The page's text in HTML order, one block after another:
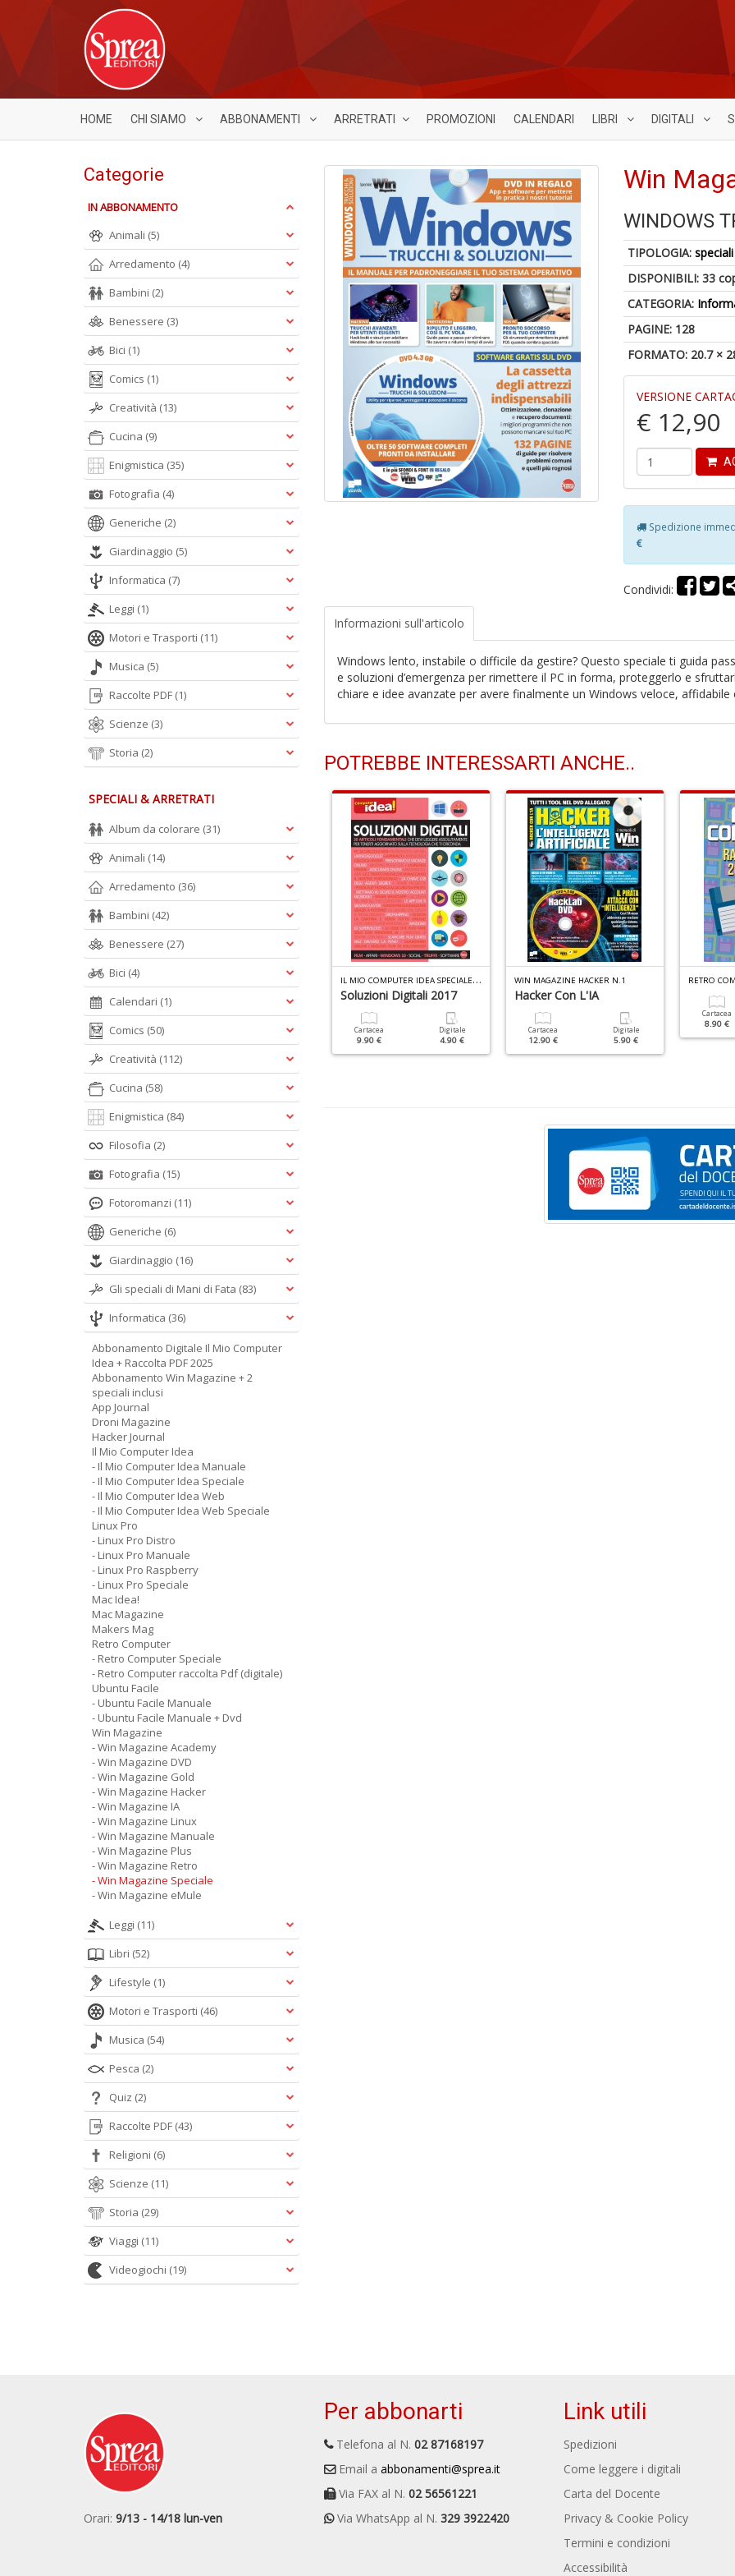
HOME CHI SIAMO ABBONAMENTI ARRETRATI PROMOZIONI CALENDARI LIBRI DIGITALI
Win
WINDOWS
TIPOLOGIA:speciali
DISPONIBILI:33
CATEGORIA:
PAGINE: 128
FORMATO: 20.7 ×
VERSIONE
€ 12,90
Spedizione
€
Condividi:
Informazioni sull'articolo
Windows lento, instabile o difficile da gestire? Questo speciale ti guida
e soluzioni d’emergenza per rimettere il PC in forma, proteggerlo e
chiare e idee avanzate per avere finalmente un Windows veloce, affidabile
POTREBBE INTERESSARTI ANCHE..
MAGAZINE HACKER N.2
4.90 €
Soluzioni Digitali 2018
Digitale
I
L MIO COMPUTER IDEA SPECIALE N.6
Soluzioni Digitali 2017
Cartacea
9.90 €
Digitale
4.90 €
WIN MAGAZINE HACKER N.1
Hacker Con L'IA
Cartacea
12.90 €
Digitale
5.90 €
Cartacea
8.90 €
Categorie
IN ABBONAMENTO
Animali (5)
Arredamento (4)
Bambini (2)
Benessere (3)
Bici (1)
Comics (1)
Creatività (13)
Cucina (9)
Enigmistica (35)
Fotografia (4)
Generiche (2)
Giardinaggio (5)
Informatica (7)
Leggi (1)
Motori e Trasporti (11)
Musica (5)
Raccolte PDF (1)
Scienze (3)
Storia (2)
SPECIALI & ARRETRATI
Album da colorare (31)
Animali (14)
Arredamento (36)
Bambini (42)
Benessere (27)
Bici (4)
Calendari (1)
Comics (50)
Creatività (112)
Cucina (58)
Enigmistica (84)
Filosofia (2)
Fotografia (15)
Fotoromanzi (11)
Generiche (6)
Giardinaggio (16)
Gli speciali di Mani di Fata (83)
Informatica (36)
Abbonamento Digitale Il Mio Computer
Idea + Raccolta PDF 2025
Abbonamento Win Magazine + 2
speciali inclusi
App Journal
Droni Magazine
Hacker Journal
Il Mio Computer Idea
- Il Mio Computer Idea Manuale
- Il Mio Computer Idea Speciale
- Il Mio Computer Idea Web
- Il Mio Computer Idea Web Speciale
Linux Pro
- Linux Pro Distro
- Linux Pro Manuale
- Linux Pro Raspberry
- Linux Pro Speciale
Mac Idea!
Mac Magazine
Makers Mag
Retro Computer
- Retro Computer Speciale
- Retro Computer raccolta Pdf (digitale)
Ubuntu Facile
- Ubuntu Facile Manuale
- Ubuntu Facile Manuale + Dvd
Win Magazine
- Win Magazine Academy
- Win Magazine DVD
- Win Magazine Gold
- Win Magazine Hacker
- Win Magazine IA
- Win Magazine Linux
- Win Magazine Manuale
- Win Magazine Plus
- Win Magazine Retro
- Win Magazine Speciale
- Win Magazine eMule
Leggi (11)
Libri (52)
Lifestyle (1)
Motori e Trasporti (46)
Musica (54)
Pesca (2)
Quiz (2)
Raccolte PDF (43)
Religioni (6)
Scienze (11)
Storia (29)
Viaggi (11)
Videogiochi (19)
Orari: 9/13 - 14/18 lun-ven
Per abbonarti
Telefona al N. 02 87168197
Email a abbonamenti@sprea.it
Via FAX al N. 02 56561221
Via WhatsApp al N. 329 3922420
Link utili
Spedizioni
Come leggere i digitali
Carta del Docente
Privacy & Cookie Policy
Termini e condizioni
Accessibilità